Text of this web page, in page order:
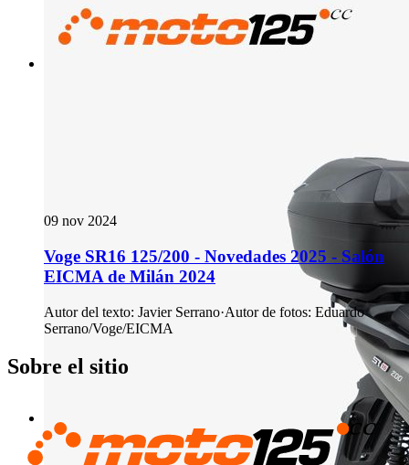
09 nov 2024
Voge SR16 125/200 - Novedades 2025 - Salón
EICMA de Milán 2024
Autor del texto: Javier Serrano·Autor de fotos: Eduardo
Serrano/Voge/EICMA
Sobre el sitio